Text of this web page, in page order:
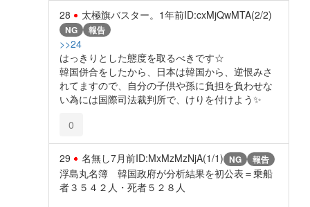
28 太極旗バスター。 1年前ID:cxMjQwMTA(2/2)
NG 報告
>>24
はっきりとした態度を取るべきです☆
韓国併合をしたから、日本は韓国から、逆恨みさ
れてますので、自分の子供や孫に負担を負わせな
い為には国際司法裁判所で、けりを付けよう✨️
0
29 名無し7月前ID:MxMzMzNjA(1/1) NG 報告
浮島丸名簿 韓国政府が分析結果を初公表＝乗船
者３５４２人・死者５２８人